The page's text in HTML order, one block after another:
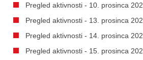
Pregled aktivnosti - 10. prosinca
Pregled aktivnosti - 13. prosinca
Pregled aktivnosti - 14. prosinca
Pregled aktivnosti - 15. prosinca